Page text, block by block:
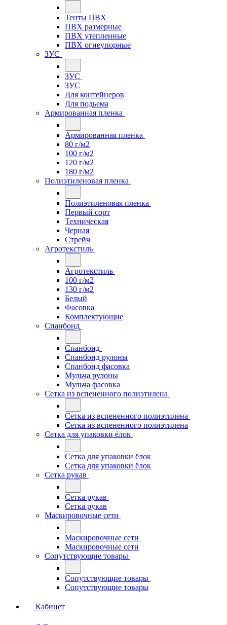
Тенты ПВХ
ПВХ размерные
ПВХ утепленные
ПВХ огнеупорные
ЗУС
ЗУС
ЗУС
Для контейнеров
Для подьема
Армированная пленка
Армированная пленка
80 г/м2
100 г/м2
120 г/м2
180 г/м2
Полиэтиленовая пленка
Полиэтиленовая пленка
Первый сорт
Техническая
Черная
Стрейч
Агротекстиль
Агротекстиль
100 г/м2
130 г/м2
Белый
Фасовка
Комплектующие
Спанбонд
Спанбонд
Спанбонд рулоны
Спанбонд фасовка
Мульча рулоны
Мульча фасовка
Сетка из вспененного полиэтилена
Сетка из вспененного полиэтилена
Сетка из вспененного полиэтилена
Сетка для упаковки ёлок
Сетка для упаковки ёлок
Сетка для упаковки ёлок
Сетка рукав
Сетка рукав
Сетка рукав
Маскировочные сети
Маскировочные сети
Маскировочные сети
Сопутствующие товары
Сопутствующие товары
Сопутствующие товары
Кабинет